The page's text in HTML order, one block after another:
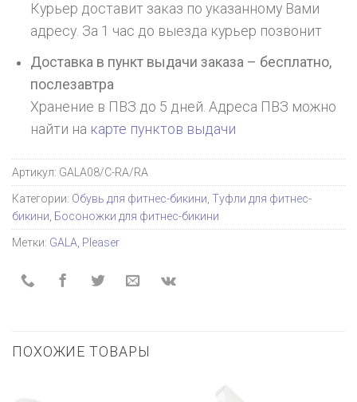
Курьер доставит заказ по указанному Вами
адресу. За 1 час до выезда курьер позвонит
Доставка в пункт выдачи заказа – бесплатно,
послезавтра
Хранение в ПВЗ до 5 дней. Адреса ПВЗ можно
найти на карте пунктов выдачи
Артикул: GALA08/C-RA/RA
Категории: Обувь для фитнес-бикини Туфли для фитнес-
бикини Босоножки для фитнес-бикини
Метки: GALA Pleaser
ПОХОЖИЕ ТОВАРЫ